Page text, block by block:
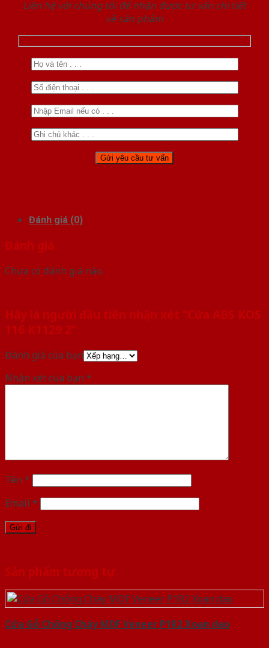
Liên hệ với chúng tôi để nhận được tư vấn chi tiết
về sản phẩm
Đánh giá (0)
Đánh giá
Chưa có đánh giá nào.
Hãy là người đầu tiên nhận xét “Cửa ABS KOS
116 K1129 2”
Đánh giá của bạn
Nhận xét của bạn *
Tên *
Email *
Sản phẩm tương tự
Cửa Gỗ Chống Cháy MDF Veneer P1R2 Xoan dao